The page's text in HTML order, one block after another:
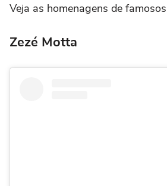
Veja as homenagens de
Zezé Motta